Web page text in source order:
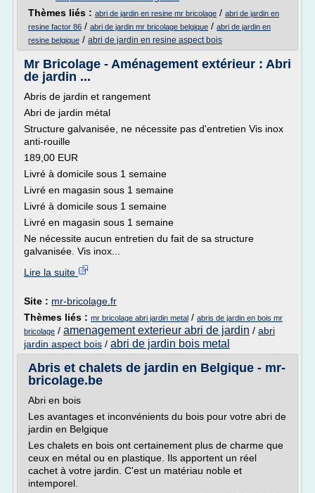
Thèmes liés : abri de jardin en resine mr bricolage / abri de jardin en
resine factor 86 / abri de jardin mr bricolage belgique / abri de jardin en
resine belgique / abri de jardin en resine aspect bois
Mr Bricolage - Aménagement extérieur : Abri
de jardin ...
Abris de jardin et rangement
Abri de jardin métal
Structure galvanisée, ne nécessite pas d'entretien Vis inox
anti-rouille
189,00 EUR
Livré à domicile sous 1 semaine
Livré en magasin sous 1 semaine
Livré à domicile sous 1 semaine
Livré en magasin sous 1 semaine
Ne nécessite aucun entretien du fait de sa structure
galvanisée. Vis inox...
Lire la suite
Site : mr-bricolage.fr
Thèmes liés : mr bricolage abri jardin metal / abris de jardin en bois mr
bricolage / amenagement exterieur abri de jardin / abri
jardin aspect bois / abri de jardin bois metal
Abris et chalets de jardin en Belgique - mr-
bricolage.be
Abri en bois
Les avantages et inconvénients du bois pour votre abri de
jardin en Belgique
Les chalets en bois ont certainement plus de charme que
ceux en métal ou en plastique. Ils apportent un réel
cachet à votre jardin. C'est un matériau noble et
intemporel.